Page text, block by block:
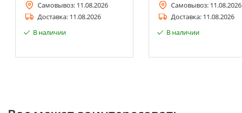
Самовывоз: 11.08.2026
Доставка: 11.08.2026
В наличии
Самовывоз: 11.08.2026
Доставка: 11.08.2026
В наличии